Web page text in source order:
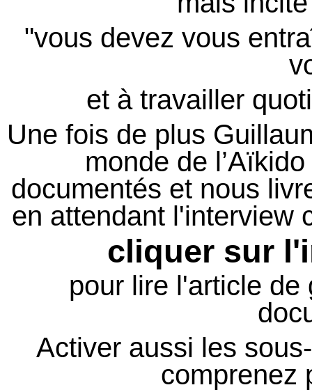
"vous devez vous
et à travailler
Une fois de plus
monde de
documentés et nous
en attendant l'interview
cliquer sur
pour lire l'article
Activer aussi les
comprenez